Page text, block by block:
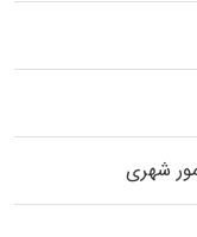
شهری